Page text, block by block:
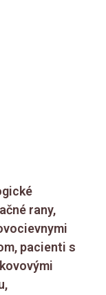
rany,
pacienti s